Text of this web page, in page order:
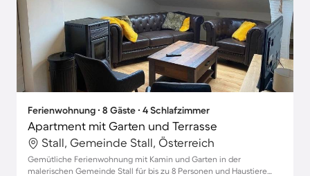
Ferienwohnung ∙ 8 Gäste ∙ 4 Schlafzimmer
Apartment mit Garten und Terrasse
Stall, Gemeinde Stall, Österreich
Gemütliche Ferienwohnung mit Kamin und Garten in der
malerischen Gemeinde Stall für bis zu 8 Personen und Haustiere